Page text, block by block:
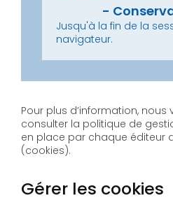
Jusqu'à la fin de la
navigateur.
Pour plus d’information, nous
consulter la politique de
en place par chaque éditeur
(cookies).
Gérer les cookies